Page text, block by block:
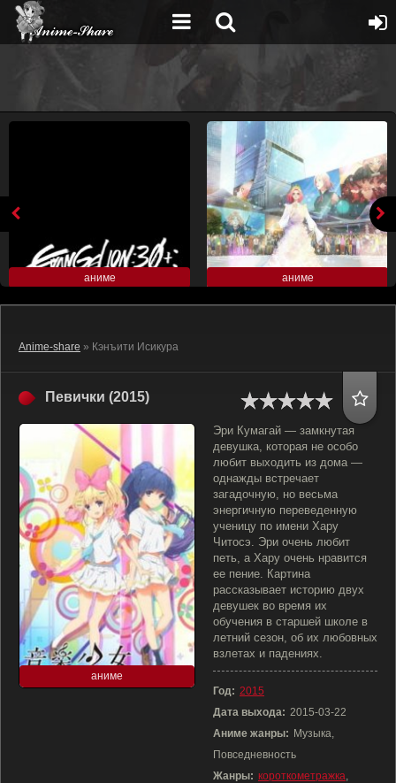
аниме аниме
Anime-share » Кэнъити Исикура
Певички (2015)
аниме
Эри Кумагай — замкнутая
девушка, которая не особо
любит выходить из дома —
однажды встречает
загадочную, но весьма
энергичную переведенную
ученицу по имени Хару
Читосэ. Эри очень любит
петь, а Хару очень нравится
ее пение. Картина
рассказывает историю двух
девушек во время их
обучения в старшей школе в
летний сезон, об их любовных
взлетах и падениях.
Год: 2015
Дата выхода: 2015-03-22
Аниме жанры: Музыка,
Повседневность
Жанры: короткометражка,